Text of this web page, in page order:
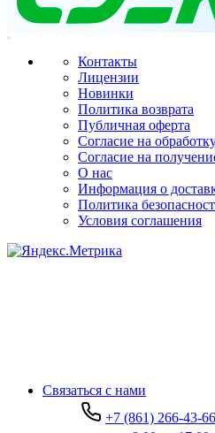
Контакты
Лицензии
Новинки
Политика возврата
Публичная оферта
Согласие на
Согласие на
О нас
Информация о
Политика
Условия соглашения
Связаться с нами
+7 (861) 266-43-66